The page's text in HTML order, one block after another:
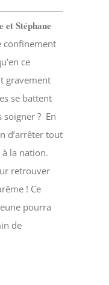
Stéphane
confinement
ce
gravement
se battent
soigner ? En
d’arrêter tout
à la nation.
retrouver
! Ce
pourra
de